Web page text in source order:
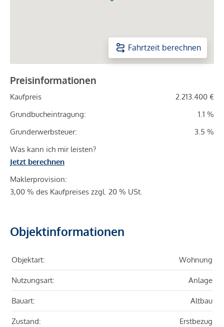
Fahrtzeit berechnen
Preisinformationen
Kaufpreis
2.213.400 €
Grundbucheintragung:
1.1 %
Grunderwerbsteuer:
3.5 %
Was kann ich mir leisten?
Jetzt berechnen
Maklerprovision:
3,00 % des Kaufpreises zzgl. 20 % USt.
Objektinformationen
Objektart: Wohnung
Nutzungsart: Anlage
Bauart: Altbau
Zustand: Erstbezug